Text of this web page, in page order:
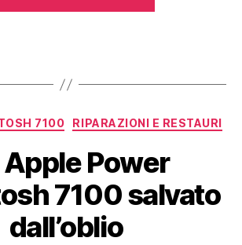
ha
condensatori
Categorie
7100 RIPARAZIONI E RESTAURI
Apple Power
7100 salvato
dall’oblio